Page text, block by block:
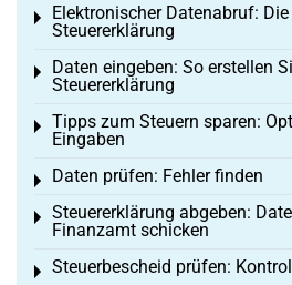
Elektronischer Datenabruf:
Steuererklärung
Toggle menu
Daten eingeben: So erstellen
Steuererklärung
Toggle menu
Tipps zum Steuern sparen:
Eingaben
Toggle menu
Daten prüfen: Fehler finden
Toggle menu
Steuererklärung abgeben:
Finanzamt schicken
Toggle menu
Steuerbescheid prüfen:
Toggle menu